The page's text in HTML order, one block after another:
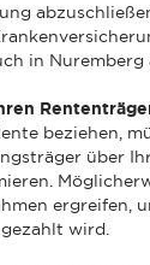
in Nuremberg
beziehen,
über
ergreifen,
wird.